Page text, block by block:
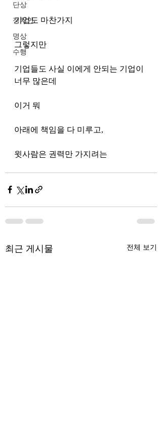
단상
정치인
명상
수행
기업도 마찬가지
그렇지만
기업들도 사실 이에게 안되는 기업이
너무 많은데
이거 뭐
아래에 책임을 다 미루고,
윗사람은 권력만 가지려는
최근 게시물 전체 보기